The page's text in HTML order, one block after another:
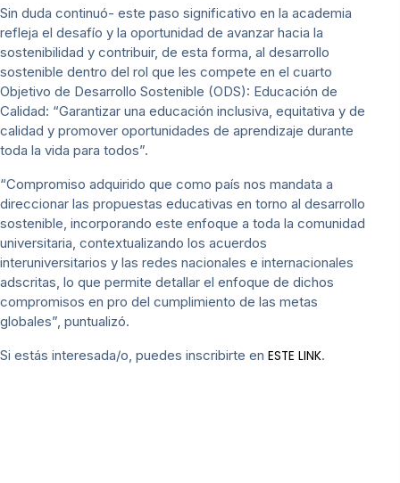
Sin duda continuó- este paso significativo en la academia
refleja el desafío y la oportunidad de avanzar hacia la
sostenibilidad y contribuir, de esta forma, al desarrollo
sostenible dentro del rol que les compete en el cuarto
Objetivo de Desarrollo Sostenible (ODS): Educación de
Calidad: “Garantizar una educación inclusiva, equitativa y de
calidad y promover oportunidades de aprendizaje durante
toda la vida para todos”.
“Compromiso adquirido que como país nos mandata a
direccionar las propuestas educativas en torno al desarrollo
sostenible, incorporando este enfoque a toda la comunidad
universitaria, contextualizando los acuerdos
interuniversitarios y las redes nacionales e internacionales
adscritas, lo que permite detallar el enfoque de dichos
compromisos en pro del cumplimiento de las metas
globales”, puntualizó.
Si estás interesada/o, puedes inscribirte en ESTE LINK.